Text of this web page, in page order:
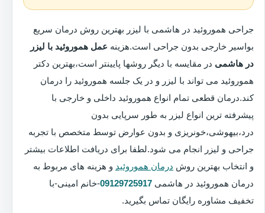
جراحی هموروئید در هاشمی با لیزر بهترین روش درمان سریع
بواسیر خارجی بدون جراحی است.هزینه عمل هموروئید با لیزر
در هاشمی در مقایسه با دیگر روشها پایینتر است،بهترین دکتر
هموروئید می تواند با لیزر و در یک جلسه هموروئید را درمان
کند.درمان قطعی تمام انواع هموروئید داخلی و خارجی با
پیشرفته ترین انواع لیزر به طور سرپایی بدون
درد،بیهوشی،خونریزی و بدون عوارض توسط متخصص با تجربه
جراحی و لیزر انجام می شود.لطفا برای دریافت اطلاعات بیشتر
و انتخاب بهترین روش درمان هموروئید و هزینه های مربوط به
درمان هموروئید در هاشمی 09129725917-خانم امینی-با
تخفیف مشاوره رایگان تماس بگیرید.